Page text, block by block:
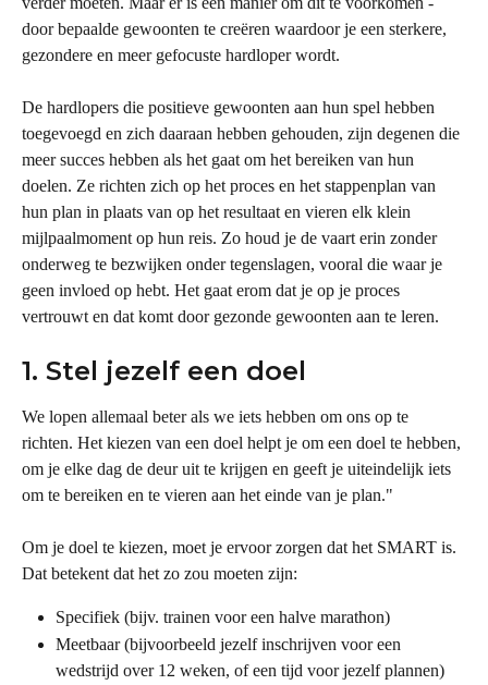
door bepaalde gewoonten te creëren waardoor je een sterkere,
gezondere en meer gefocuste hardloper wordt.
De hardlopers die positieve gewoonten aan hun spel hebben
toegevoegd en zich daaraan hebben gehouden, zijn degenen die
meer succes hebben als het gaat om het bereiken van hun
doelen. Ze richten zich op het proces en het stappenplan van
hun plan in plaats van op het resultaat en vieren elk klein
mijlpaalmoment op hun reis. Zo houd je de vaart erin zonder
onderweg te bezwijken onder tegenslagen, vooral die waar je
geen invloed op hebt. Het gaat erom dat je op je proces
vertrouwt en dat komt door gezonde gewoonten aan te leren.
1. Stel jezelf een doel
We lopen allemaal beter als we iets hebben om ons op te
richten. Het kiezen van een doel helpt je om een doel te hebben,
om je elke dag de deur uit te krijgen en geeft je uiteindelijk iets
om te bereiken en te vieren aan het einde van je plan."
Om je doel te kiezen, moet je ervoor zorgen dat het SMART is.
Dat betekent dat het zo zou moeten zijn:
Specifiek (bijv. trainen voor een halve marathon)
Meetbaar (bijvoorbeeld jezelf inschrijven voor een
wedstrijd over 12 weken, of een tijd voor jezelf plannen)